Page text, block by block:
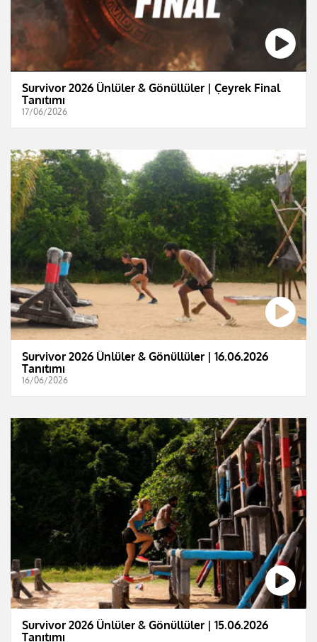
Survivor 2026 Ünlüler & Gönüllüler | Çeyrek Final
Tanıtımı
17/06/2026
Survivor 2026 Ünlüler & Gönüllüler | 16.06.2026
Tanıtımı
16/06/2026
Survivor 2026 Ünlüler & Gönüllüler | 15.06.2026
Tanıtımı